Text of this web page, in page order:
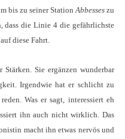
bis zu seiner Station Abbesseszu
dass die Linie 4 die gefährlichste
diese Fahrt.
Sie ergänzen wunderbar
Irgendwie hat er schlicht zu
Was er sagt, interessiert eh
ihn auch nicht wirklich. Das
macht ihn etwas nervös und